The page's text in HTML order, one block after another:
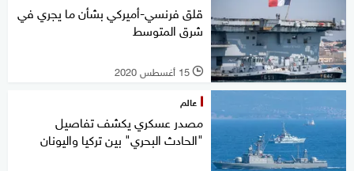
قلق فرنسي-أميركي بشأن ما يجري في
شرق المتوسط
l 15 أغسطس 2020
عالم
مصدر عسكري يكشف تفاصيل
"الحادث البحري" بين تركيا واليونان